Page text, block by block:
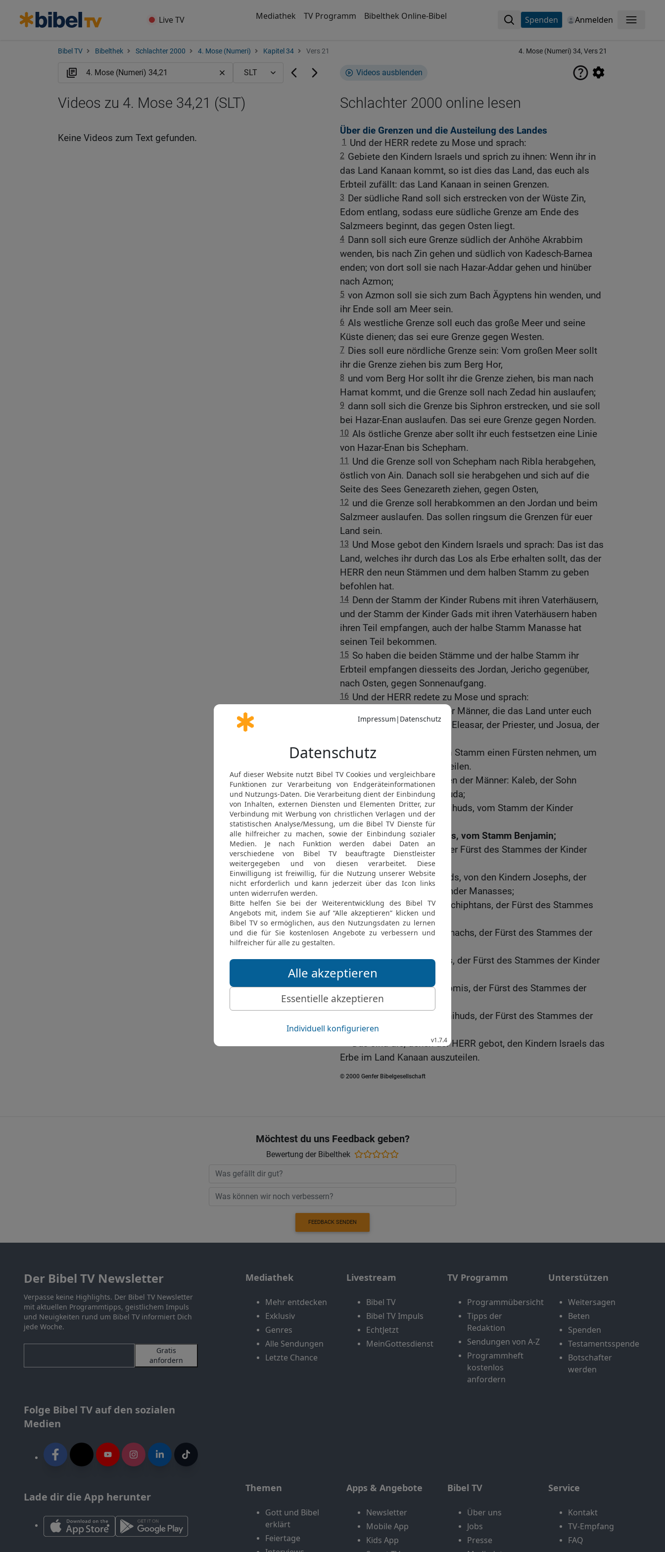
Live TV Mediathek TV Programm Bibelthek Online-Bibel Spenden Anmelden Menü
Bibel TV Bibelthek Schlachter 2000 4. Mose (Numeri) Kapitel 34 Vers 21 4. Mose (Numeri) 34, Vers 21
Videos ausblenden
Schlachter 2000 online lesen
Über die Grenzen und die Austeilung des Landes
1 Und der HERR redete zu Mose und sprach:
2 Gebiete den Kindern Israels und sprich zu ihnen: Wenn ihr in
das Land Kanaan kommt, so ist dies das Land, das euch als
Erbteil zufällt: das Land Kanaan in seinen Grenzen.
3 Der südliche Rand soll sich erstrecken von der Wüste Zin,
Edom entlang, sodass eure südliche Grenze am Ende des
Salzmeers beginnt, das gegen Osten liegt.
4 Dann soll sich eure Grenze südlich der Anhöhe Akrabbim
wenden, bis nach Zin gehen und südlich von Kadesch-Barnea
enden; von dort soll sie nach Hazar-Addar gehen und hinüber
nach Azmon;
5 von Azmon soll sie sich zum Bach Ägyptens hin wenden, und
ihr Ende soll am Meer sein.
6 Als westliche Grenze soll euch das große Meer und seine
Küste dienen; das sei eure Grenze gegen Westen.
7 Dies soll eure nördliche Grenze sein: Vom großen Meer sollt
ihr die Grenze ziehen bis zum Berg Hor,
8 und vom Berg Hor sollt ihr die Grenze ziehen, bis man nach
Hamat kommt, und die Grenze soll nach Zedad hin auslaufen;
9 dann soll sich die Grenze bis Siphron erstrecken, und sie soll
bei Hazar-Enan auslaufen. Das sei eure Grenze gegen Norden.
10 Als östliche Grenze aber sollt ihr euch festsetzen eine Linie
von Hazar-Enan bis Schepham.
11
Und die Grenze soll von Schepham nach Ribla herabgehen,
östlich von Ain. Danach soll sie herabgehen und sich auf die
Seite des Sees Genezareth ziehen, gegen Osten,
12 und die Grenze soll herabkommen an den Jordan und beim
Salzmeer auslaufen. Das sollen ringsum die Grenzen für euer
Land sein.
13 Und Mose gebot den Kindern Israels und sprach: Das ist das
Land, welches ihr durch das Los als Erbe erhalten sollt, das der
HERR den neun Stämmen und dem halben Stamm zu geben
befohlen hat.
14 Denn der Stamm der Kinder Rubens mit ihren Vaterhäusern,
und der Stamm der Kinder Gads mit ihren Vaterhäusern haben
ihren Teil empfangen, auch der halbe Stamm Manasse hat
seinen Teil bekommen.
15 So haben die beiden Stämme und der halbe Stamm ihr
Erbteil empfangen diesseits des Jordan, Jericho gegenüber,
nach Osten, gegen Sonnenaufgang.
16 Und der HERR redete zu Mose und sprach:
Dies sind die Namen der Männer, die das Land unter euch
zum Erbe austeilen sollen: Eleasar, der Priester, und Josua, der
18 Dazu sollt ihr von jedem Stamm einen Fürsten nehmen, um
das Land zum Erbe auszuteilen.
19 Und dies sind die Namen der Männer: Kaleb, der Sohn
Jephunnes, vom Stamm Juda;
20 Samuel, der Sohn Ammihuds, vom Stamm der Kinder
Simeons;
21 Elidad, der Sohn Kislons, vom Stamm Benjamin;
22 Buki, der Sohn Joglis, der Fürst des Stammes der Kinder
Dans.
23 Hanniel, der Sohn Ephods, von den Kindern Josephs, der
Fürst des Stammes der Kinder Manasses;
24 und Kemuel, der Sohn Schiphtans, der Fürst des Stammes
der Kinder Ephraims;
25 Elizaphan, der Sohn Parnachs, der Fürst des Stammes der
26 Paltiel, der Sohn Assans, der Fürst des Stammes der Kinder
Issaschars;
27 Ahihud, der Sohn Schelomis, der Fürst des Stammes der
Kinder Assers;
Pedahel, der Sohn Ammihuds, der Fürst des Stammes der
Kinder Naphtalis.
Das sind die, denen der HERR gebot, den Kindern Israels das
Erbe im Land Kanaan auszuteilen.
© 2000 Genfer Bibelgesellschaft
Videos zu 4. Mose 34,21 (SLT)
Keine Videos zum Text gefunden.
Möchtest du uns Feedback geben?
Bewertung der Bibelthek
FEEDBACK SENDEN
Der Bibel TV Newsletter
Verpasse keine Highlights. Der Bibel TV Newsletter
mit aktuellen Programmtipps, geistlichem Impuls
und Neuigkeiten rund um Bibel TV informiert Dich
jede Woche.
Gratis
anfordern
Folge Bibel TV auf den sozialen
Medien
Lade dir die App herunter
Mediathek
Mehr entdecken
Exklusiv
Genres
Alle Sendungen
Letzte Chance
Livestream
Bibel TV
Bibel TV Impuls
EchtJetzt
MeinGottesdienst
TV Programm
Programmübersicht
Tipps der
Redaktion
Sendungen von A-Z
Programmheft
kostenlos
anfordern
Unterstützen
Weitersagen
Beten
Spenden
Testamentsspende
Botschafter
werden
Themen
Gott und Bibel
erklärt
Feiertage
Apps & Angebote
Newsletter
Mobile App
Kids App
Bibel TV
Über uns
Jobs
Presse
Service
Kontakt
TV-Empfang
FAQ